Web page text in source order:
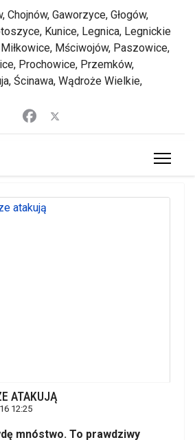
Gaworzyce, Głogów,
Kunice, Legnica, Legnickie
Mściwojów, Paszowice,
Prochowice, Przemków,
Ścinawa, Wądroże Wielkie,
ATAKUJĄ
12:25
mnóstwo. To prawdziwy